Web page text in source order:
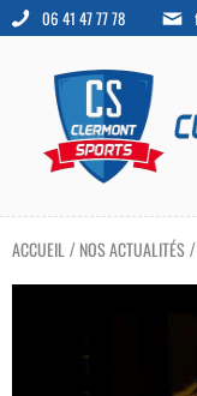
06 41 47 77 78
ACCUEIL / NOS ACTUALITÉS/